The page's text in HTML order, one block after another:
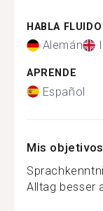
HABLA FLUIDO
Alemán
APRENDE
Español
Mis
Alltag besser